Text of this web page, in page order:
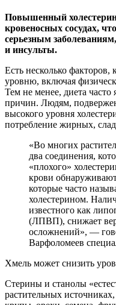
Повышенный холестерин
кровеносных сосудах,
серьезным
и инсульты.
Есть несколько
уровню, включая
Тем не менее, диета часто
причин. Людям,
высокого уровня
потребление жирных,
«Во многих
два соединения,
«плохого»
крови
которые часто
холестерином.
известного как
(ЛПВП), снижает
осложнений», —
Варфоломеев
Хмель может снизить
Стерины и станолы
растительных